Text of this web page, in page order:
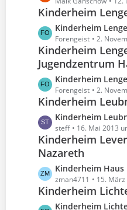
ä
g
e
i
t
r
ä
g
e
e
e
i
t
r
ä
g
e
t
z
t
e
B
e
i
r
ä
g
e
Kinderheim
L
e
t
z
e
B
e
i
r
ä
g
e
Kinderheim
Forengeist 2.
Kinderheim
Jugendzentrum
L
e
t
z
t
e
B
e
i
r
ä
Kinderheim Lengefeld
Forengeist 2.
Kinderheim
L
e
t
z
e
B
e
Kinderheim
steff 16. Mai 2013
Kinderheim
Nazareth
L
e
t
z
Kinderheim Haus
zman4711 15.
Kinderheim
L
Kinderheim